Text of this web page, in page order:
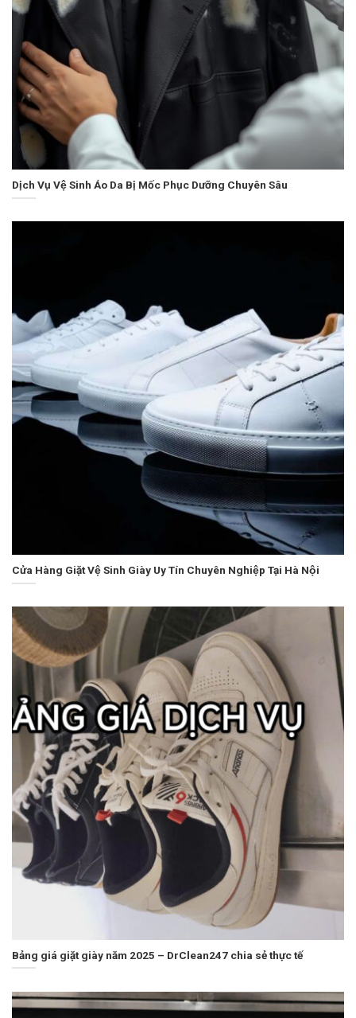
Dịch Vụ Vệ Sinh Áo Da Bị Mốc Phục Dưỡng Chuyên Sâu
Cửa Hàng Giặt Vệ Sinh Giày Uy Tín Chuyên Nghiệp Tại Hà Nội
Bảng giá giặt giày năm 2025 – DrClean247 chia sẻ thực tế